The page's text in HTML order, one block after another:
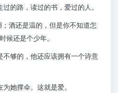
的路，读过的书，爱过的人。
酒还是温的，但是你不知道怎
候还是个少年。
够的，他还应该拥有一个诗意
她撑伞。这就是爱。